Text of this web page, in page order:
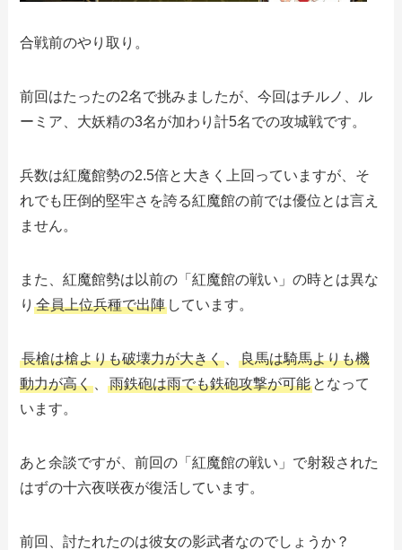
合戦前のやり取り。
前回はたったの2名で挑みましたが、今回はチルノ、ル
ーミア、大妖精の3名が加わり計5名での攻城戦です。
兵数は紅魔館勢の2.5倍と大きく上回っていますが、そ
れでも圧倒的堅牢さを誇る紅魔館の前では優位とは言え
ません。
また、紅魔館勢は以前の「紅魔館の戦い」の時とは異な
り全員上位兵種で出陣 しています。
長槍は槍よりも破壊力が大きく 、良馬は騎馬よりも機
動力が高く
、雨鉄砲は雨でも鉄砲攻撃が可能 となって
います。
あと余談ですが、前回の「紅魔館の戦い」で射殺された
はずの十六夜咲夜が復活しています。
前回、討たれたのは彼女の影武者なのでしょうか？